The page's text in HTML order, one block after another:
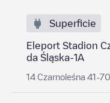
Superficie
Eleport Stadion
da Śląska-1A
14 Czarnoleśna 41-